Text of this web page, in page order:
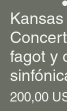
Kansas
fagot y
200,00